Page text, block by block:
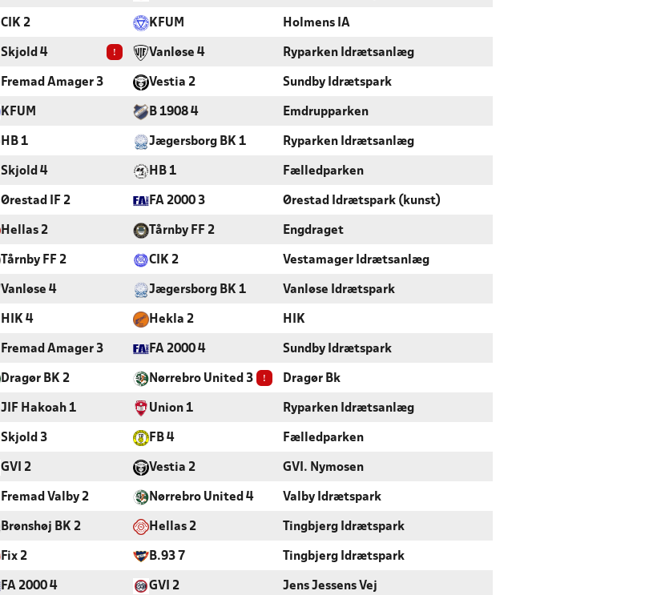
CIK 2 KFUM Holmens IA
Skjold 4 ! Vanløse 4 Ryparken Idrætsanlæg
Fremad Amager 3 Vestia 2 Sundby Idrætspark
KFUM B 1908 4 Emdrupparken
HB 1 Jægersborg BK 1 Ryparken Idrætsanlæg
Skjold 4 HB 1 Fælledparken
Ørestad IF 2 FA 2000 3 Ørestad Idrætspark (kunst)
Hellas 2 Tårnby FF 2 Engdraget
Tårnby FF 2 CIK 2 Vestamager Idrætsanlæg
Vanløse 4 Jægersborg BK 1 Vanløse Idrætspark
HIK 4 Hekla 2 HIK
Fremad Amager 3 FA 2000 4 Sundby Idrætspark
Dragør BK 2 Nørrebro United 3 ! Dragør Bk
JIF Hakoah 1 Union 1 Ryparken Idrætsanlæg
Skjold 3 FB 4 Fælledparken
GVI 2 Vestia 2 GVI. Nymosen
Fremad Valby 2 Nørrebro United 4 Valby Idrætspark
Brønshøj BK 2 Hellas 2 Tingbjerg Idrætspark
Fix 2 B.93 7 Tingbjerg Idrætspark
FA 2000 4 GVI 2 Jens Jessens Vej